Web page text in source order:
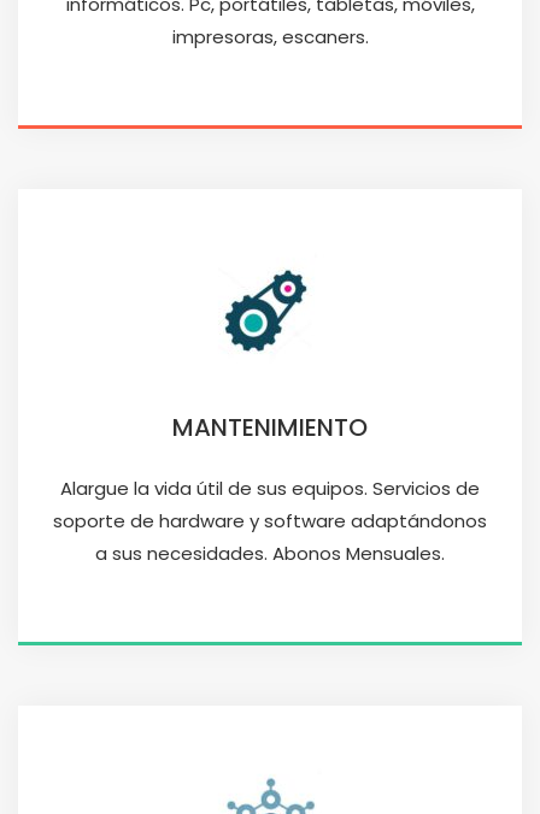
impresoras, escaners.
MANTENIMIENTO
Alargue la vida útil de sus equipos. Servicios de
soporte de hardware y software adaptándonos
a sus necesidades. Abonos Mensuales.